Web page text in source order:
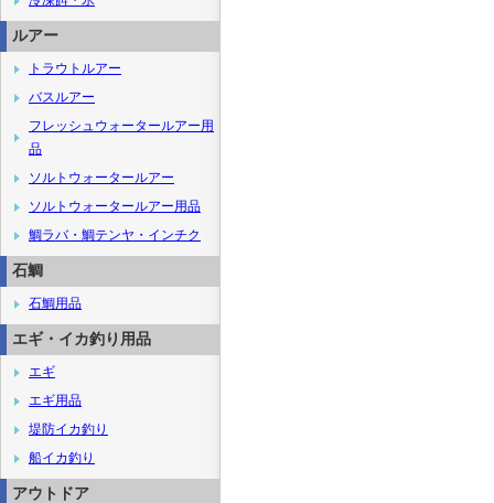
ルアー
トラウトルアー
バスルアー
フレッシュウォータールアー用
品
ソルトウォータールアー
ソルトウォータールアー用品
鯛ラバ・鯛テンヤ・インチク
石鯛
石鯛用品
エギ・イカ釣り用品
エギ
エギ用品
堤防イカ釣り
船イカ釣り
アウトドア